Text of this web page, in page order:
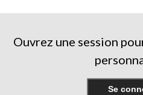
Ouvrez une session
Se